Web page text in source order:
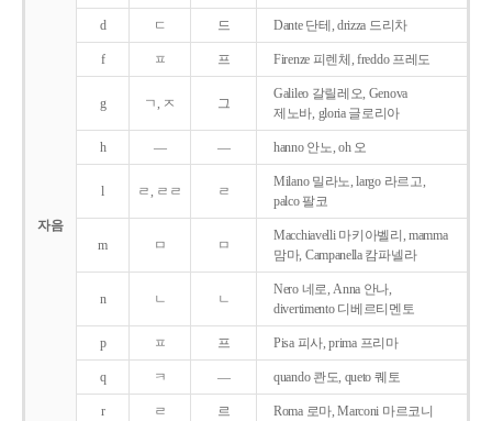
자음
d ㄷ 드 Dante 단테, drizza 드리차
f ㅍ 프 Firenze 피렌체, freddo 프레도
g ㄱ, ㅈ 그
Galileo 갈릴레오, Genova
제노바, gloria 글로리아
h ― ― hanno 안노, oh 오
l ㄹ, ㄹㄹ ㄹ
Milano 밀라노, largo 라르고,
palco 팔코
m ㅁ ㅁ
Macchiavelli 마키아벨리, mamma
맘마, Campanella 캄파넬라
n ㄴ ㄴ
Nero 네로, Anna 안나,
divertimento 디베르티멘토
p ㅍ 프 Pisa 피사, prima 프리마
q ㅋ ― quando 콴도, queto 퀘토
r ㄹ 르 Roma 로마, Marconi 마르코니